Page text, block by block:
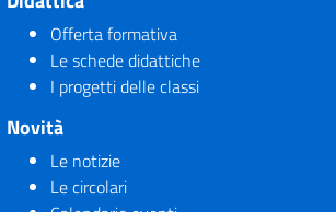
Offerta formativa
Le schede didattiche
I progetti delle classi
Novità
Le notizie
Le circolari